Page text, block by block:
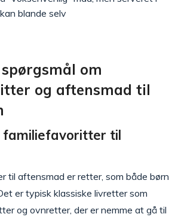
blande selv
om
og aftensmad til
familiefavoritter til
til aftensmad er retter, som både børn
er typisk klassiske livretter som
og ovnretter, der er nemme at gå til